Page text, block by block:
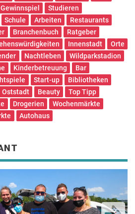
Gewinnspiel
Studieren
Schule Arbeiten
Restaurants
Branchenbuch
Ratgeber
Innenstadt
Orte
Nachtleben
Wildparkstadion
Kinderbetreuung
Bar
Start-up
Bibliotheken
Oststadt Beauty
Top Tipp
Drogerien
Wochenmärkte
Autohaus